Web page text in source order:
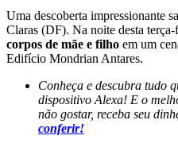
Uma descoberta impressionante
Claras (DF). Na noite desta
corpos de mãe e filho em um
Edifício Mondrian Antares.
Conheça e descubra tudo
dispositivo Alexa! E o
não gostar, receba seu
conferir!